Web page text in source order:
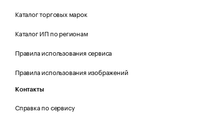
Каталог торговых марок
Каталог ИП по регионам
Правила использования сервиса
Правила использования изображений
Контакты
Справка по сервису